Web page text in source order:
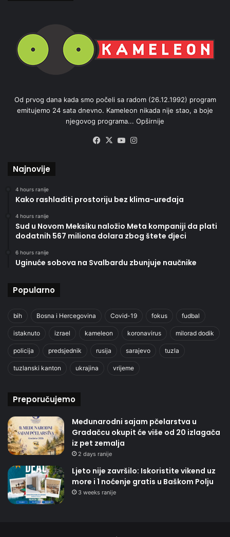
Od prvog dana kada smo počeli sa radom (26.12.1992) program
emitujemo 24 sata dnevno. Kameleon nikada nije stao, a boje
njegovog programa... Opširnije
Facebook
X YouTube
Najnovije
4 hours ranije
Kako rashladiti prostoriju bez klima-uređaja
4 hours ranije
Sud u Novom Meksiku naložio Meta kompaniji da plati
dodatnih 567 miliona dolara zbog štete djeci
6 hours ranije
Uginuće sobova na Svalbardu zbunjuje naučnike
Popularno
bih Bosna i Hercegovina Covid-19 fokus fudbal
istaknuto izrael kameleon koronavirus milorad dodik
policija predsjednik rusija sarajevo tuzla
tuzlanski kanton ukrajina vrijeme
Preporučujemo
Međunarodni sajam pčelarstva u
Gradačcu okupit će više od 20 izlagača
iz pet zemalja
2 days ranije
Ljeto nije završilo: Iskoristite vikend uz
more i 1 noćenje gratis u Baškom Polju
3 weeks ranije